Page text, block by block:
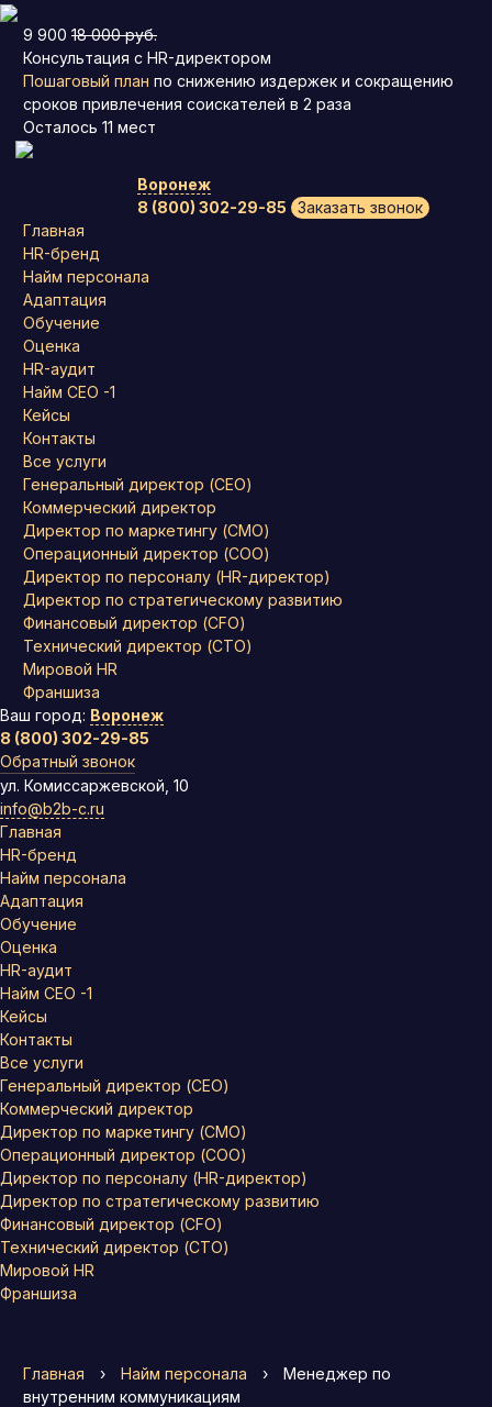
9 900 18 000 руб.
Консультация с HR-директором
Пошаговый план по снижению издержек и сокращению
сроков привлечения соискателей в 2 раза
Осталось 11 мест
Воронеж
8 (800) 302-29-85
Заказать звонок
Главная
HR-бренд
Найм персонала
Адаптация
Обучение
Оценка
HR-аудит
Найм СЕО -1
Кейсы
Контакты
Все услуги
Генеральный директор (CEO)
Коммерческий директор
Директор по маркетингу (CMO)
Операционный директор (COO)
Директор по персоналу (HR-директор)
Директор по стратегическому развитию
Финансовый директор (CFO)
Технический директор (CTO)
Мировой HR
Франшиза
Ваш город: Воронеж
8 (800) 302-29-85
Обратный звонок
ул. Комиссаржевской, 10
info@b2b-c.ru
Главная
HR-бренд
Найм персонала
Адаптация
Обучение
Оценка
HR-аудит
Найм СЕО -1
Кейсы
Контакты
Все услуги
Генеральный директор (CEO)
Коммерческий директор
Директор по маркетингу (CMO)
Операционный директор (COO)
Директор по персоналу (HR-директор)
Директор по стратегическому развитию
Финансовый директор (CFO)
Технический директор (CTO)
Мировой HR
Франшиза
Главная › Найм персонала ›
Менеджер по
внутренним коммуникациям